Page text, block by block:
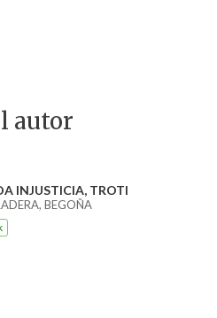
autor
INJUSTICIA, TROTI
BEGOÑA